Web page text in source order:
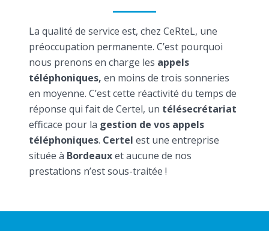
La qualité de service est, chez CeRteL, une
préoccupation permanente. C’est pourquoi
nous prenons en charge les appels
téléphoniques, en moins de trois sonneries
en moyenne. C’est cette réactivité du temps de
réponse qui fait de Certel, un télésecrétariat
efficace pour la gestion de vos appels
téléphoniques. Certel est une entreprise
située à Bordeauxet aucune de nos
prestations n’est sous-traitée !